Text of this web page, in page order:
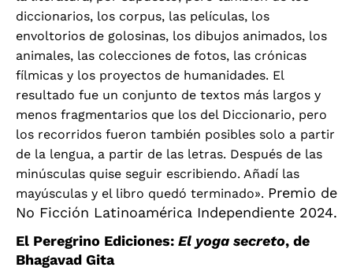
diccionarios, los corpus, las películas, los
envoltorios de golosinas, los dibujos animados, los
animales, las colecciones de fotos, las crónicas
fílmicas y los proyectos de humanidades. El
resultado fue un conjunto de textos más largos y
menos fragmentarios que los del Diccionario, pero
los recorridos fueron también posibles solo a partir
de la lengua, a partir de las letras. Después de las
minúsculas quise seguir escribiendo. Añadí las
mayúsculas y el libro quedó terminado». Premio de
No Ficción Latinoamérica Independiente 2024.
El Peregrino Ediciones: El yoga secreto, de
Bhagavad Gita